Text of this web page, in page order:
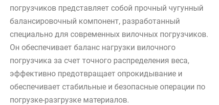
погрузчиков представляет собой прочный чугунный
балансировочный компонент, разработанный
специально для современных вилочных погрузчиков.
Он обеспечивает баланс нагрузки вилочного
погрузчика за счет точного распределения веса,
эффективно предотвращает опрокидывание и
обеспечивает стабильные и безопасные операции по
погрузке-разгрузке материалов.